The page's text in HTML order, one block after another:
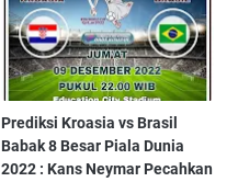
Prediksi Kroasia vs Brasil
Babak 8 Besar Piala Dunia
2022 : Kans Neymar Pecahkan